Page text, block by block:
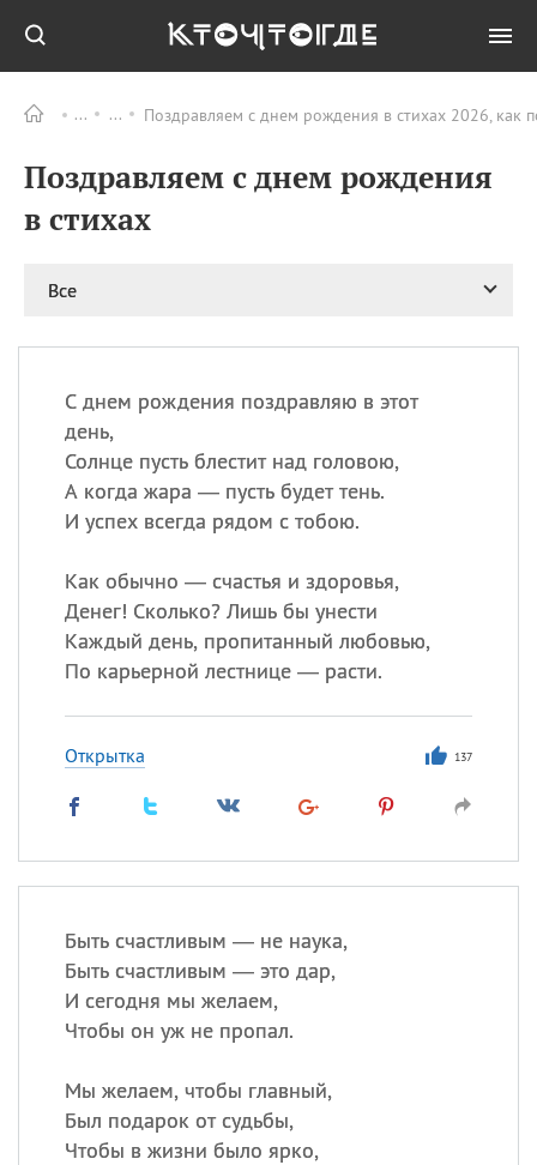
Поздравляем с днем рождения в стихах 2026, как
Поздравляем с днем рождения
в стихах
Все
С днем рождения поздравляю в этот
день,
Солнце пусть блестит над головою,
А когда жара — пусть будет тень.
И успех всегда рядом с тобою.
Как обычно — счастья и здоровья,
Денег! Сколько? Лишь бы унести
Каждый день, пропитанный любовью,
По карьерной лестнице — расти.
Открытка 137
Быть счастливым — не наука,
Быть счастливым — это дар,
И сегодня мы желаем,
Чтобы он уж не пропал.
Мы желаем, чтобы главный,
Был подарок от судьбы,
Чтобы в жизни было ярко,
ПРАЗДНИКИ Все
09.08 День памяти жертв
атомной
день
рисового пудинга
(Smokey Bear Day)
Сегодня празднуют именины
Сергей , Теодор,Федор